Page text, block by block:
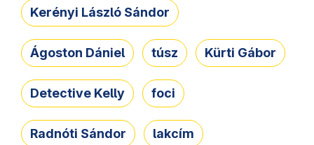
Kerényi László Sándor
Ágoston Dániel túsz Kürti Gábor
Detective Kelly foci
Radnóti Sándor lakcím